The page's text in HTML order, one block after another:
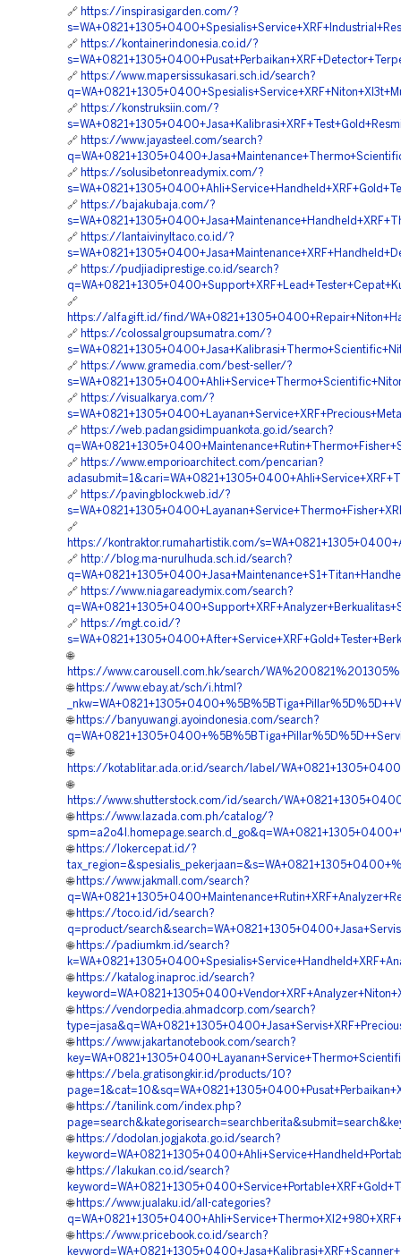
🔗 https://inspirasigarden.com/?
🔗 https://kontainerindonesia.co.id/?
🔗 https://www.mapersissukasari.sch.id/search?
🔗 https://konstruksiin.com/?
🔗 https://www.jayasteel.com/search?
🔗 https://solusibetonreadymix.com/?
🔗 https://bajakubaja.com/?
🔗 https://lantaivinyltaco.co.id/?
🔗 https://pudjiadiprestige.co.id/search?
🔗
https://alfagift.id/find/
🔗 https://colossalgroupsumatra.com/?
🔗 https://www.gramedia.com/best-seller/?
🔗 https://visualkarya.com/?
🔗 https://web.padangsidimpuankota.go.id/search?
🔗 https://www.emporioarchitect.com/pencarian?
🔗 https://pavingblock.web.id/?
🔗
https://kontraktor.rumahartistik.com/
🔗 http://blog.ma-nurulhuda.sch.id/search?
🔗 https://www.niagareadymix.com/search?
🔗 https://mgt.co.id/?
🌐
https://www.carousell.com.hk/search/
🌐 https://www.ebay.at/sch/i.html?
🌐 https://banyuwangi.ayoindonesia.com/search?
🌐
https://kotablitar.ada.or.id/search/label/
🌐
https://www.shutterstock.com/id/search/
🌐 https://www.lazada.com.ph/catalog/?
🌐 https://lokercepat.id/?
🌐 https://www.jakmall.com/search?
🌐 https://toco.id/id/search?
q=product/
🌐 https://padiumkm.id/search?
🌐 https://katalog.inaproc.id/search?
🌐 https://vendorpedia.ahmadcorp.com/search?
🌐 https://www.jakartanotebook.com/search?
🌐 https://bela.gratisongkir.id/products/10?
🌐 https://tanilink.com/index.php?
🌐 https://dodolan.jogjakota.go.id/search?
🌐 https://lakukan.co.id/search?
🌐 https://www.jualaku.id/all-categories?
🌐 https://www.pricebook.co.id/search?